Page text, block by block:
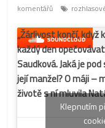
komentářů
„Žárlivost končí, když
každý den
Saudková. Jaká je
její manžel? O máji –
životě s ní mluvila
Klepnutím